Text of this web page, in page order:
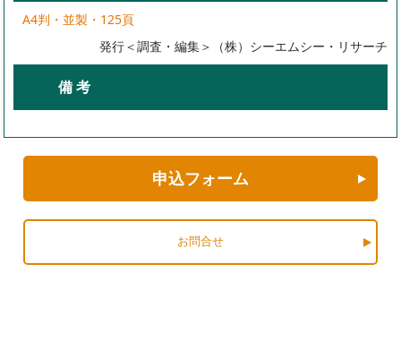
A4判・並製・125頁
発行＜調査・編集＞（株）シーエムシー・リサーチ
備 考
申込フォーム
お問合せ